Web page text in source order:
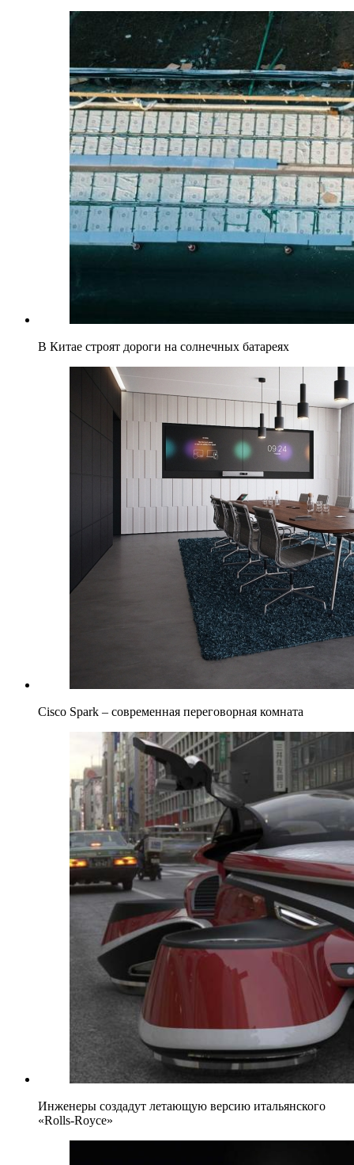
В Китае строят дороги на солнечных батареях
Cisco Spark – современная переговорная комната
Инженеры создадут летающую версию итальянского
«Rolls-Royce»